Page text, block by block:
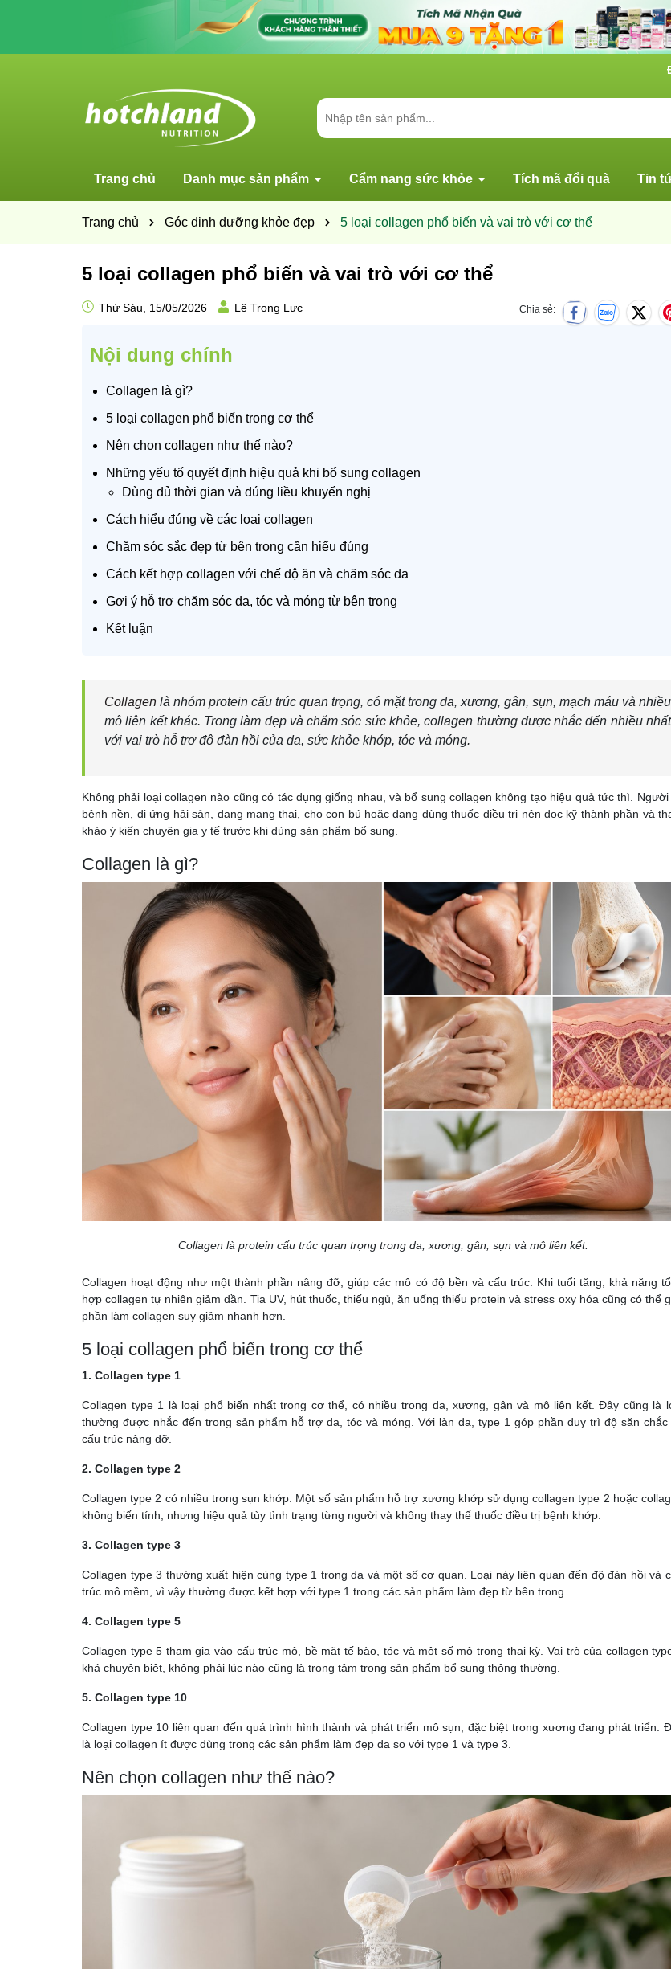
Trang chủ Danh mục sản phẩm Cẩm nang sức khỏe Tích mã đổi quà Tin
Trang chủ Góc dinh dưỡng khỏe đẹp 5 loại collagen phổ biến và vai trò với cơ thể
5 loại collagen phổ biến và vai trò với cơ thể
Thứ Sáu, 15/05/2026 Lê Trọng Lực Chia sẻ:
Nội dung chính
Collagen là gì?
5 loại collagen phổ biến trong cơ thể
Nên chọn collagen như thế nào?
Những yếu tố quyết định hiệu quả khi bổ sung collagen
Dùng đủ thời gian và đúng liều khuyến nghị
Cách hiểu đúng về các loại collagen
Chăm sóc sắc đẹp từ bên trong cần hiểu đúng
Cách kết hợp collagen với chế độ ăn và chăm sóc da
Gợi ý hỗ trợ chăm sóc da, tóc và móng từ bên trong
Kết luận
Collagen là nhóm protein cấu trúc quan trọng, có mặt trong da, xương, gân, sụn, mạch máu và nhiều
mô liên kết khác. Trong làm đẹp và chăm sóc sức khỏe, collagen thường được nhắc đến nhiều nhất
với vai trò hỗ trợ độ đàn hồi của da, sức khỏe khớp, tóc và móng.
Không phải loại collagen nào cũng có tác dụng giống nhau, và bổ sung collagen không tạo hiệu quả tức thì. Người
bệnh nền, dị ứng hải sản, đang mang thai, cho con bú hoặc đang dùng thuốc điều trị nên đọc kỹ thành phần và
khảo ý kiến chuyên gia y tế trước khi dùng sản phẩm bổ sung.
Collagen là gì?
Collagen là protein cấu trúc quan trọng trong da, xương, gân, sụn và mô liên kết.
Collagen hoạt động như một thành phần nâng đỡ, giúp các mô có độ bền và cấu trúc. Khi tuổi tăng, khả năng
hợp collagen tự nhiên giảm dần. Tia UV, hút thuốc, thiếu ngủ, ăn uống thiếu protein và stress oxy hóa cũng có thể
phần làm collagen suy giảm nhanh hơn.
5 loại collagen phổ biến trong cơ thể
1. Collagen type 1
Collagen type 1 là loại phổ biến nhất trong cơ thể, có nhiều trong da, xương, gân và mô liên kết. Đây cũng là
thường được nhắc đến trong sản phẩm hỗ trợ da, tóc và móng. Với làn da, type 1 góp phần duy trì độ săn chắc
cấu trúc nâng đỡ.
2. Collagen type 2
Collagen type 2 có nhiều trong sụn khớp. Một số sản phẩm hỗ trợ xương khớp sử dụng collagen type 2 hoặc
không biến tính, nhưng hiệu quả tùy tình trạng từng người và không thay thế thuốc điều trị bệnh khớp.
3. Collagen type 3
Collagen type 3 thường xuất hiện cùng type 1 trong da và một số cơ quan. Loại này liên quan đến độ đàn hồi và
trúc mô mềm, vì vậy thường được kết hợp với type 1 trong các sản phẩm làm đẹp từ bên trong.
4. Collagen type 5
Collagen type 5 tham gia vào cấu trúc mô, bề mặt tế bào, tóc và một số mô trong thai kỳ. Vai trò của collagen
khá chuyên biệt, không phải lúc nào cũng là trọng tâm trong sản phẩm bổ sung thông thường.
5. Collagen type 10
Collagen type 10 liên quan đến quá trình hình thành và phát triển mô sụn, đặc biệt trong xương đang phát triển.
là loại collagen ít được dùng trong các sản phẩm làm đẹp da so với type 1 và type 3.
Nên chọn collagen như thế nào?